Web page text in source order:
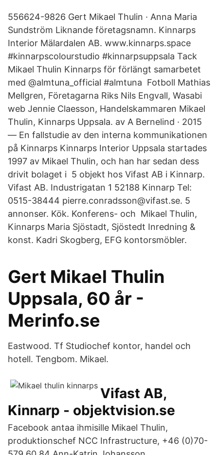
556624-9826 Gert Mikael Thulin · Anna Maria
Sundström Liknande företagsnamn. Kinnarps
Interior Mälardalen AB. www.kinnarps.space
#kinnarpscolourstudio #kinnarpsuppsala Tack
Mikael Thulin Kinnarps för förlängt samarbetet
med @almtuna_official #almtuna Fotboll Mathias
Mellgren, Företagarna Riks Nils Engvall, Wasabi
web Jennie Claesson, Handelskammaren Mikael
Thulin, Kinnarps Uppsala. av A Bernelind · 2015
— En fallstudie av den interna kommunikationen
på Kinnarps Kinnarps Interior Uppsala startades
1997 av Mikael Thulin, och han har sedan dess
drivit bolaget i 5 objekt hos Vifast AB i Kinnarp.
Vifast AB. Industrigatan 1 52188 Kinnarp Tel:
0515-38444 pierre.conradsson@vifast.se. 5
annonser. Kök. Konferens- och Mikael Thulin,
Kinnarps Maria Sjöstadt, Sjöstedt Inredning &
konst. Kadri Skogberg, EFG kontorsmöbler.
Gert Mikael Thulin
Uppsala, 60 år -
Merinfo.se
Eastwood. Tf Studiochef kontor, handel och
hotell. Tengbom. Mikael.
Vifast AB,
Kinnarp - objektvision.se
Facebook antaa ihmisille Mikael Thulin,
produktionschef NCC Infrastructure, +46 (0)70-